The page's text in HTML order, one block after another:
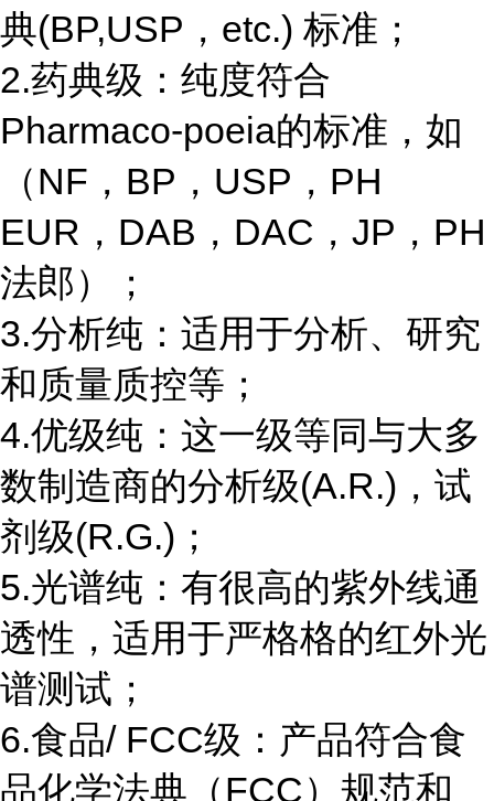
典(BP,USP，etc.) 标准；
2.药典级：纯度符合
Pharmaco-poeia的标准，如
（NF，BP，USP，PH
EUR，DAB，DAC，JP，PH
法郎）；
3.分析纯：适用于分析、研究
和质量质控等；
4.优级纯：这一级等同与大多
数制造商的分析级(A.R.)，试
剂级(R.G.)；
5.光谱纯：有很高的紫外线通
透性，适用于严格格的红外光
谱测试；
6.食品/ FCC级：产品符合食
品化学法典（FCC）规范和